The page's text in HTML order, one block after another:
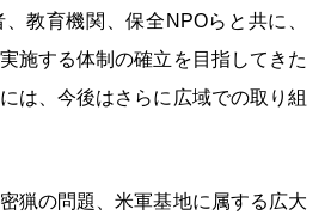
教育機関、保全NPOらと共に、
施する体制の確立を目指してきた
は、今後はさらに広域での取り組
猟の問題、米軍基地に属する広大